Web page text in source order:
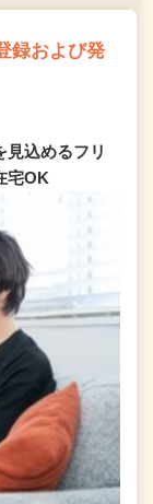
録および発
見込めるフリ
宅OK